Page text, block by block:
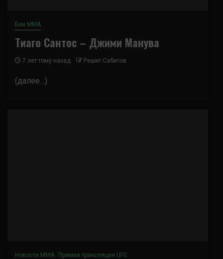
Бои ММА
Тиаго Сантос – Джими Манува
7 лет тому назад Решит Сабитов
(далее…)
Новости ММА Прямая трансляция UFC